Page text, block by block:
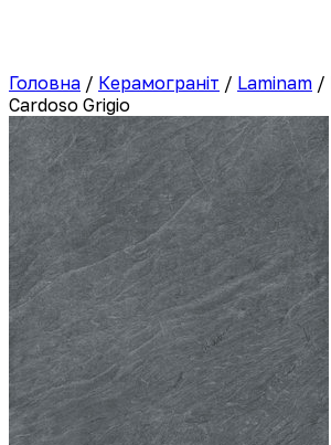
Головна / Керамограніт / Laminam /
Cardoso Grigio